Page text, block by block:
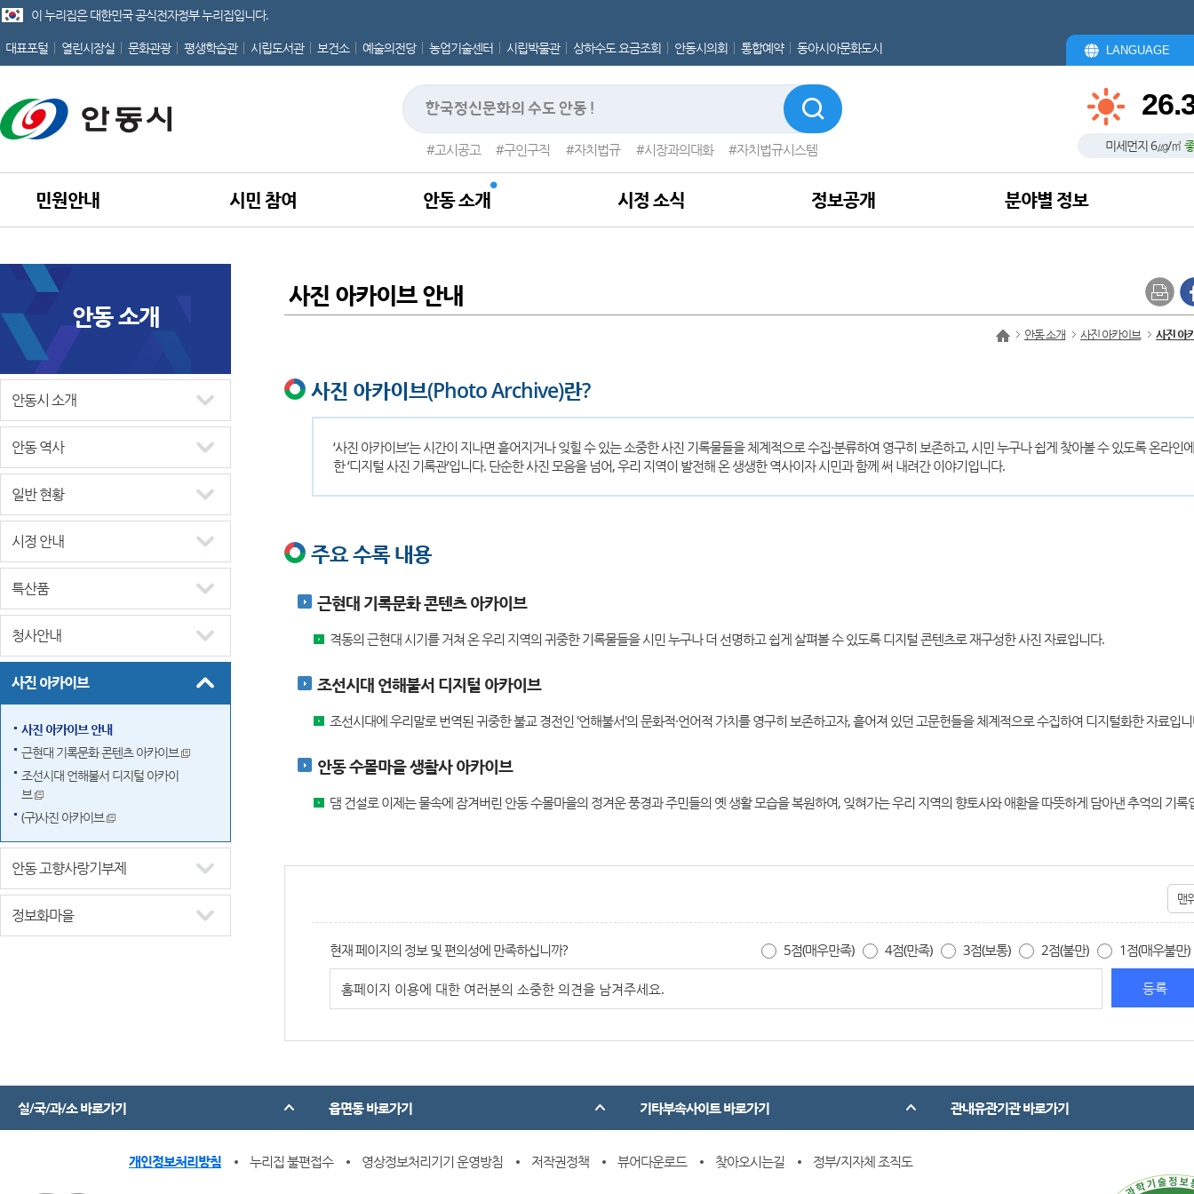
이 누리집은 대한민국 공식전자정부 누리집입니다.
대표포털
열린시장실 문화관광 평생학습관 시립도서관 보건소 예술의전당 농업기술센터 시립박물관 상하수도 요금조회 안동시의회 통합예약 동아시아문화도시 LANGUAGE
미세먼지6㎍/㎥
고시공고 구인구직 자치법규 시장과의대화 자치법규시스템
민원안내 시민 참여 안동 소개 시정 소식 정보공개 분야별 정보
안동 소개
안동시 소개
안동 역사
일반 현황
시정 안내
특산품
청사안내
사진 아카이브
사진 아카이브 안내
근현대 기록문화 콘텐츠 아카이브
조선시대 언해불서 디지털 아카이
브
(구)사진 아카이브
안동 고향사랑기부제
정보화마을
사진 아카이브 안내
안동 소개 사진 아카이브 사진 아
사진 아카이브(Photo Archive)란?
‘사진 아카이브’는 시간이 지나면 흩어지거나 잊힐 수 있는 소중한 사진 기록물들을 체계적으로 수집·분류하여 영구히 보존하고, 시민 누구나 쉽게 찾아볼 수 있도록 온라인
한 ‘디지털 사진 기록관’입니다. 단순한 사진 모음을 넘어, 우리 지역이 발전해 온 생생한 역사이자 시민과 함께 써 내려간 이야기입니다.
주요 수록 내용
근현대 기록문화 콘텐츠 아카이브
격동의 근현대 시기를 거쳐 온 우리 지역의 귀중한 기록물들을 시민 누구나 더 선명하고 쉽게 살펴볼 수 있도록 디지털 콘텐츠로 재구성한 사진 자료입니다.
조선시대 언해불서 디지털 아카이브
조선시대에 우리말로 번역된 귀중한 불교 경전인 '언해불서'의 문화적·언어적 가치를 영구히 보존하고자, 흩어져 있던 고문헌들을 체계적으로 수집하여 디지털화한 자료입
안동 수몰마을 생활사 아카이브
댐 건설로 이제는 물속에 잠겨버린 안동 수몰마을의 정겨운 풍경과 주민들의 옛 생활 모습을 복원하여, 잊혀가는 우리 지역의 향토사와 애환을 따뜻하게 담아낸 추억의 기록
맨
현재 페이지의 정보 및 편의성에 만족하십니까? 5점(매우만족) 4점(만족) 3점(보통) 2점(불만) 1점(매우불만)
실/국/과/소 바로가기 읍면동 바로가기 기타부속사이트 바로가기 관내유관기관 바로가기
개인정보처리방침 누리집 불편접수 영상정보처리기기 운영방침 저작권정책 뷰어다운로드 찾아오시는길 정부/지자체 조직도